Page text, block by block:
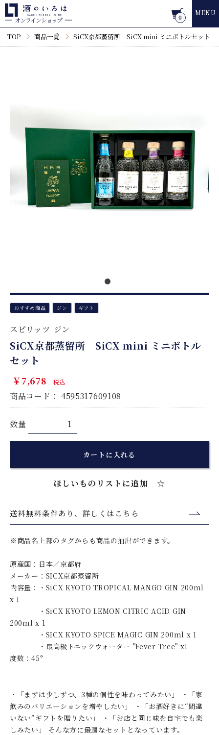
0
MENU
オンラインショップ
TOP 商品一覧 SiCX京都蒸留所 SiCX mini ミニボトルセット
おすすめ商品 ジン ギフト
スピリッツ ジン
SiCX京都蒸留所 SiCX mini ミニボトル
セット
￥7,678 税込
商品コード： 4595317609108
数量
カートに入れる
ほしいものリストに追加 ☆
送料無料条件あり、詳しくはこちら
※商品名上部のタグからも商品の抽出ができます。
原産国：日本／京都府
メーカー：SICX京都蒸留所
内容量：・SiCX KYOTO TROPICAL MANGO GIN 200ml
x 1
・SiCX KYOTO LEMON CITRIC ACID GIN
200ml x 1
・SICX KYOTO SPICE MAGIC GIN 200ml x 1
・最高級トニックウォーター "Fever Tree" x1
度数：45°
・「まずは少しずつ、3種の個性を味わってみたい」 ・「家
飲みのバリエーションを増やしたい」 ・「お酒好きに“間違
いない”ギフトを贈りたい」 ・「お店と同じ味を自宅でも楽
しみたい」 そんな方に最適なセットとなっています。